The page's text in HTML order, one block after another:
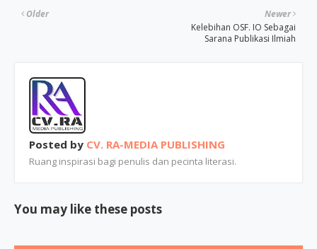
Newer
Kelebihan OSF. IO Sebagai
Sarana Publikasi Ilmiah
Older
Posted by CV. RA-MEDIA PUBLISHING
Ruang inspirasi bagi penulis dan pecinta literasi.
You may like these posts